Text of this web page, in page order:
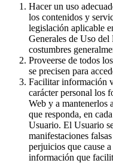
Hacer un uso
los contenidos y
legislación aplicable
Generales de Uso
costumbres
Proveerse de todos
se precisen para
Facilitar información
carácter personal los
Web y a mantenerlos
que responda, en
Usuario. El Usuario
manifestaciones
perjuicios que cause
información que